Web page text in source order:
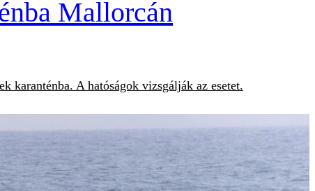
Mallorcán
karanténba. A hatóságok vizsgálják az esetet.